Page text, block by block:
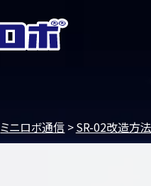
ミニロボ通信 SR-02改造方法